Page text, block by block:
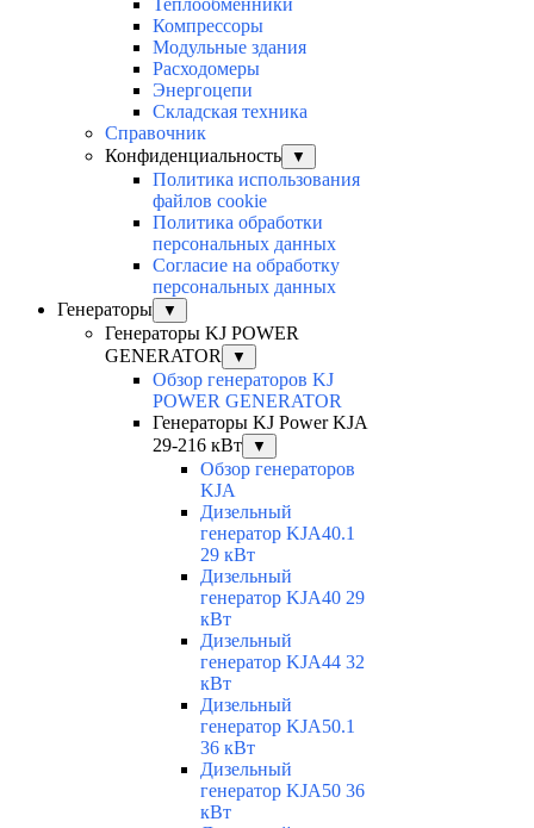
Теплообменники
Компрессоры
Модульные здания
Расходомеры
Энергоцепи
Складская техника
Справочник
Конфиденциальность
▼
Политика использования
файлов cookie
Политика обработки
персональных данных
Согласие на обработку
персональных данных
Генераторы
▼
Генераторы KJ POWER
GENERATOR
▼
Обзор генераторов KJ
POWER GENERATOR
Генераторы KJ Power KJA
29-216 кВт
▼
Обзор генераторов
KJA
Дизельный
генератор KJA40.1
29 кВт
Дизельный
генератор KJA40 29
кВт
Дизельный
генератор KJA44 32
кВт
Дизельный
генератор KJA50.1
36 кВт
Дизельный
генератор KJA50 36
кВт